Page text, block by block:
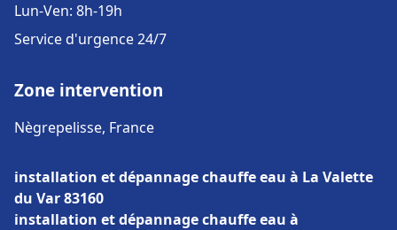
Lun-Ven: 8h-19h
Service d'urgence 24/7
Zone intervention
Nègrepelisse, France
installation et dépannage chauffe eau à La Valette
du Var 83160
installation et dépannage chauffe eau à